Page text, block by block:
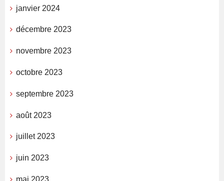
janvier 2024
décembre 2023
novembre 2023
octobre 2023
septembre 2023
août 2023
juillet 2023
juin 2023
mai 2023